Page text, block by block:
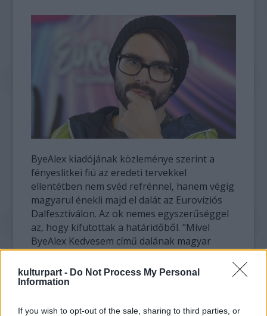
kulturpart - Do Not Process My Personal
Information
If you wish to opt-out of the sale, sharing to third parties, or
ByeAlex kiadójának közleménye szerint a
fényeslitkei fiú az eredeti tervekkel
ellentétben nem svéd refrénnel, hanem végig
magyarul énekli majd el dalát az Eurovíziós
Dalfesztiválon. Az ok nemes egyszerűséggel
az, hogy kifutottak a határidőből. "Mivel
ByeAlex Kedvesem című dalának magyar
nyelvű, svéd refrénű verziója a hivatalos
határidő után készült csak el, ezért az EBU
már nem tudta elfogadni azt" - írta